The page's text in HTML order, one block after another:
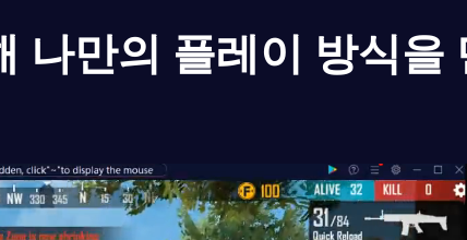
나만의 플레이 방식을